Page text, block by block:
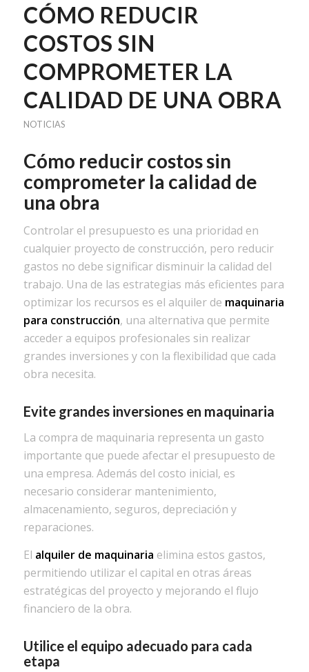
CÓMO REDUCIR
COSTOS SIN
COMPROMETER LA
CALIDAD DE UNA OBRA
NOTICIAS
Cómo reducir costos sin
comprometer la calidad de
una obra
Controlar el presupuesto es una prioridad en
cualquier proyecto de construcción, pero reducir
gastos no debe significar disminuir la calidad del
trabajo. Una de las estrategias más eficientes para
optimizar los recursos es el alquiler de maquinaria
para construcción, una alternativa que permite
acceder a equipos profesionales sin realizar
grandes inversiones y con la flexibilidad que cada
obra necesita.
Evite grandes inversiones en maquinaria
La compra de maquinaria representa un gasto
importante que puede afectar el presupuesto de
una empresa. Además del costo inicial, es
necesario considerar mantenimiento,
almacenamiento, seguros, depreciación y
reparaciones.
El alquiler de maquinaria elimina estos gastos,
permitiendo utilizar el capital en otras áreas
estratégicas del proyecto y mejorando el flujo
financiero de la obra.
Utilice el equipo adecuado para cada
etapa